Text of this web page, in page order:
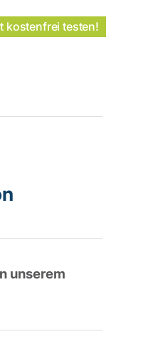
kostenfrei testen!
unserem